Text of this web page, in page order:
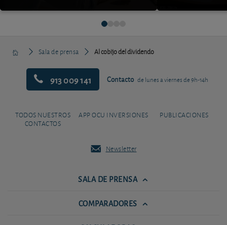
Sala de prensa Al cobijo del dividendo
913 009 141 Contacto de lunes a viernes de 9h-14h
TODOS NUESTROS
CONTACTOS
APP OCU INVERSIONES PUBLICACIONES
Newsletter
SALA DE PRENSA
COMPARADORES